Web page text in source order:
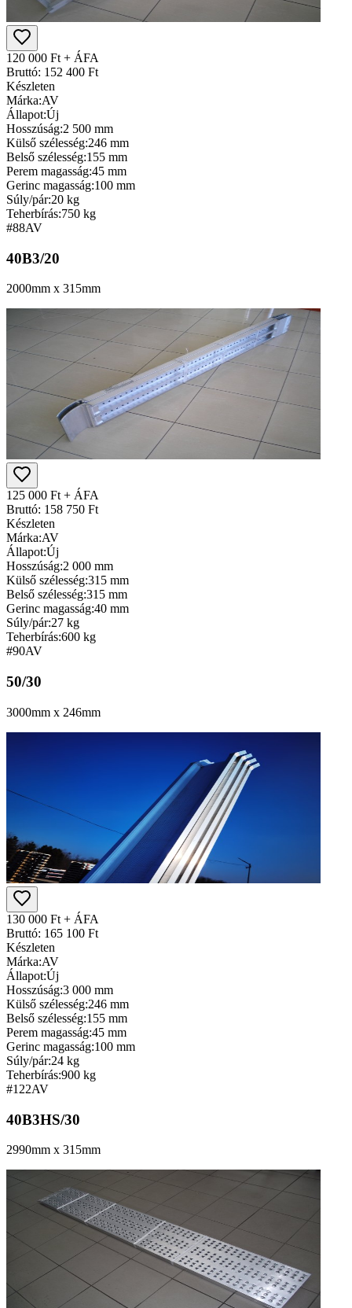
120 000 Ft + ÁFA
Bruttó: 152 400 Ft
Készleten
Márka:AV
Állapot:Új
Hosszúság:2 500 mm
Külső szélesség:246 mm
Belső szélesség:155 mm
Perem magasság:45 mm
Gerinc magasság:100 mm
Súly/pár:20 kg
Teherbírás:750 kg
#88AV
40B3/20
2000mm x 315mm
125 000 Ft + ÁFA
Bruttó: 158 750 Ft
Készleten
Márka:AV
Állapot:Új
Hosszúság:2 000 mm
Külső szélesség:315 mm
Belső szélesség:315 mm
Gerinc magasság:40 mm
Súly/pár:27 kg
Teherbírás:600 kg
#90AV
50/30
3000mm x 246mm
130 000 Ft + ÁFA
Bruttó: 165 100 Ft
Készleten
Márka:AV
Állapot:Új
Hosszúság:3 000 mm
Külső szélesség:246 mm
Belső szélesség:155 mm
Perem magasság:45 mm
Gerinc magasság:100 mm
Súly/pár:24 kg
Teherbírás:900 kg
#122AV
40B3HS/30
2990mm x 315mm